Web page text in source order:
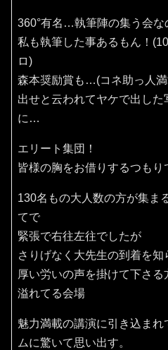
360°有名…執筆陣の集う会な
私も執筆した事あるもん！
ロ)
森本奨励賞も…(コネ助っ人
出せと云われてヤケで出し
に…
エリート集団！
皆様の胸をお借りするつもり
130名もの大人数の方が集ま
てで
緊張で右往左往でしたが
さりげなく大先生の到着を知
厚い労いの声を掛けて下さ
溢れてる会場
魅力満載の講演に引き込ま
ムに驚いて思い出す。